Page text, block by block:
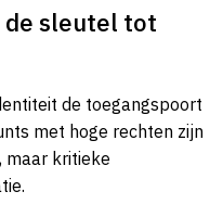
sleutel tot
de toegangspoort
met hoge rechten zijn
maar kritieke